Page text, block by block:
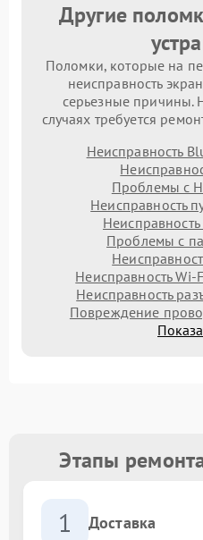
Другие
Поломки, которые на
неисправность
серьезные причины.
случаях требуется
Неисправность
Проблемы с
Неисправность
Проблемы с
Неисправность
Неисправность
Повреждение
Этапы
1 Доставка